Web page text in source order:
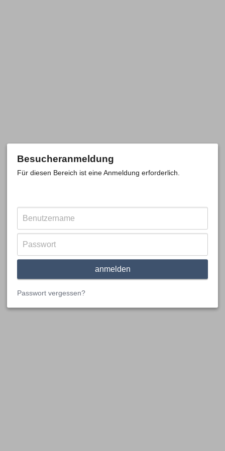
Besucheranmeldung
Für diesen Bereich ist eine Anmeldung erforderlich.
Passwort vergessen?